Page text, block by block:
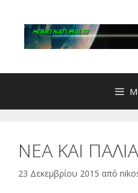
περιεχόμενο
ΝΕΑ ΚΑΙ ΠΑΛΙΑ
23 Δεκεμβρίου 2015 από